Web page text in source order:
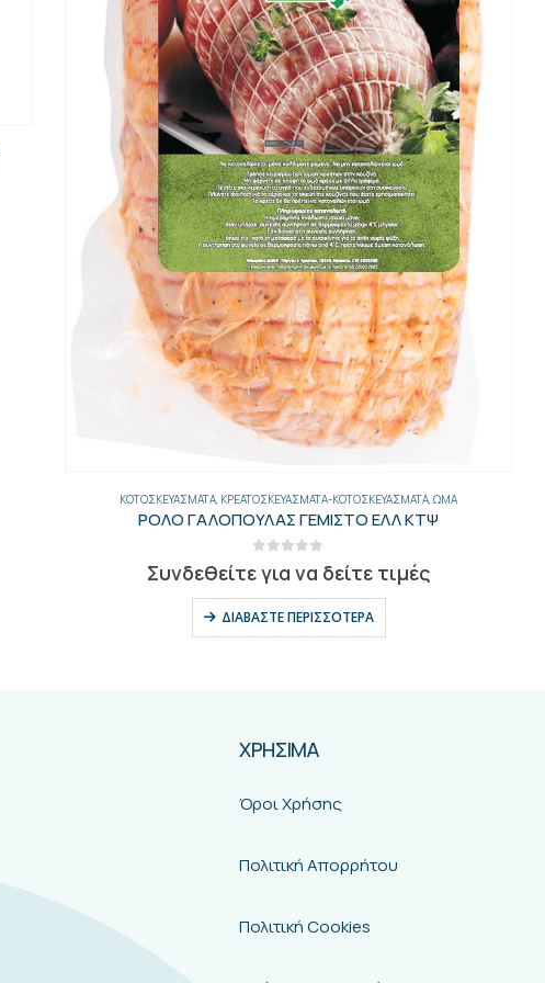
ΚΟΤΟΣΚΕΥΆΣΜΑΤΑ, ΚΡΕΑΤΟΣΚΕΥΆΣΜΑΤΑ-ΚΟΤΟΣΚΕΥΆΣΜΑΤΑ, ΩΜΆ
ΡΟΛΟ ΓΑΛΟΠΟΥΛΑΣ ΓΕΜΙΣΤΟ ΕΛΛ ΚΤΨ
Συνδεθείτε για να δείτε τιμές
ΔΙΑΒΆΣΤΕ ΠΕΡΙΣΣΌΤΕΡΑ
ΧΡΗΣΙΜΑ
Όροι Χρήσης
Πολιτική Απορρήτου
Πολιτική Cookies